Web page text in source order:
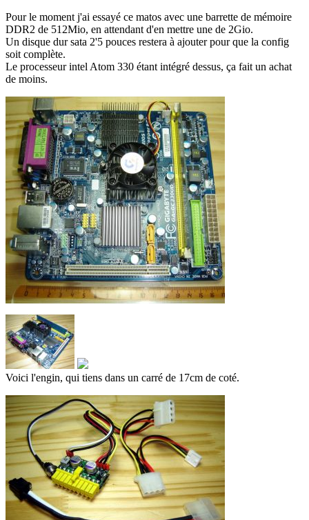
Pour le moment j'ai essayé ce matos avec une barrette de mémoire
DDR2 de 512Mio, en attendant d'en mettre une de 2Gio.
Un disque dur sata 2'5 pouces restera à ajouter pour que la config
soit complète.
Le processeur intel Atom 330 étant intégré dessus, ça fait un achat
de moins.
Voici l'engin, qui tiens dans un carré de 17cm de coté.